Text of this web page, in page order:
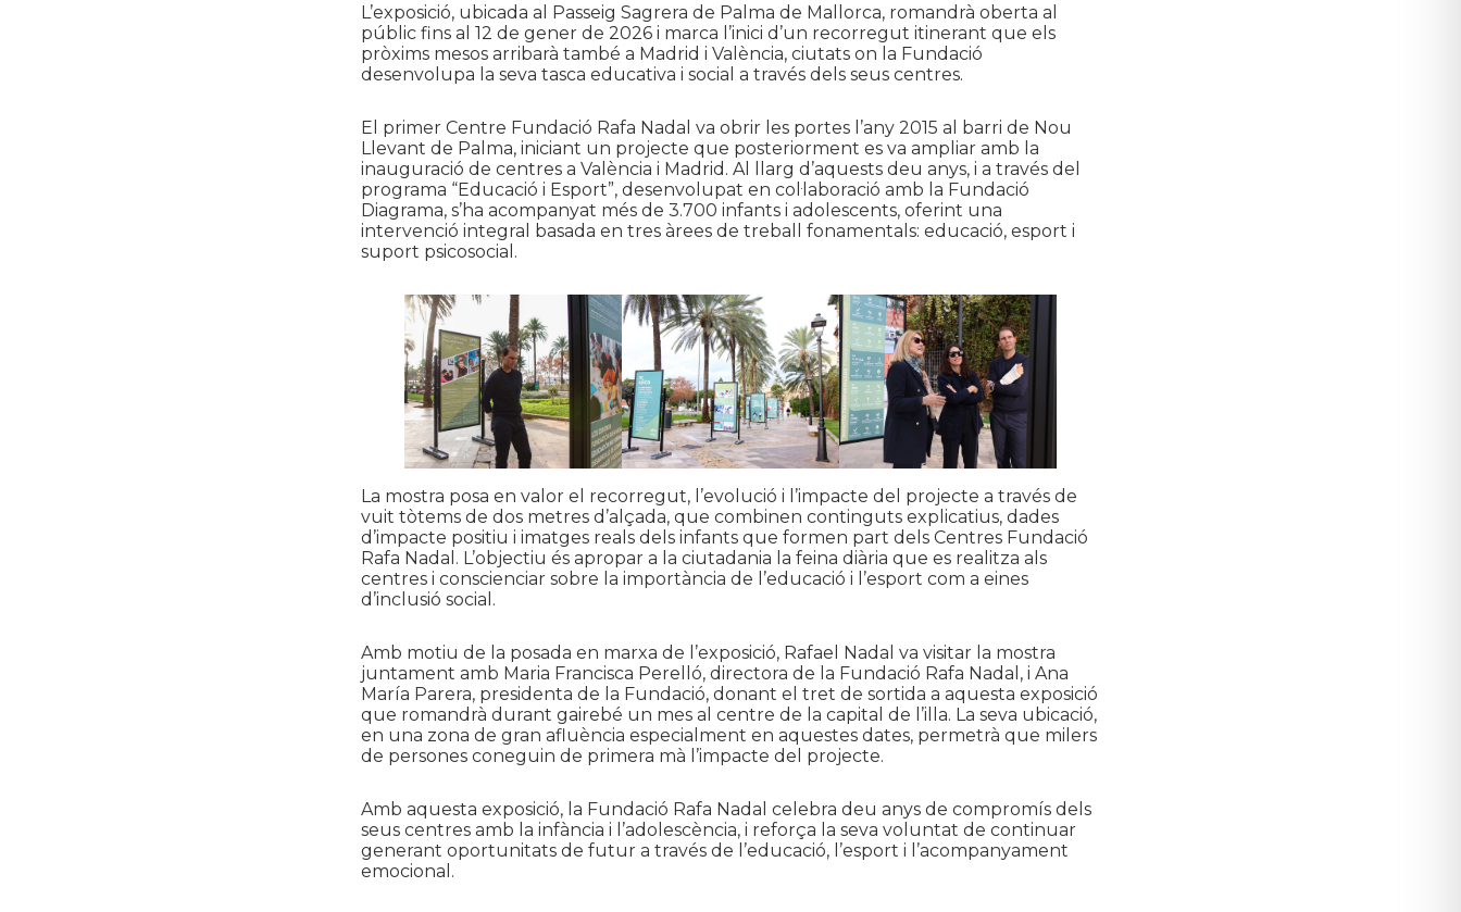
L’exposició, ubicada al Passeig Sagrera de Palma de Mallorca, romandrà oberta al
públic fins al 12 de gener de 2026 i marca l’inici d’un recorregut itinerant que els
pròxims mesos arribarà també a Madrid i València, ciutats on la Fundació
desenvolupa la seva tasca educativa i social a través dels seus centres.
El primer Centre Fundació Rafa Nadal va obrir les portes l’any 2015 al barri de Nou
Llevant de Palma, iniciant un projecte que posteriorment es va ampliar amb la
inauguració de centres a València i Madrid. Al llarg d’aquests deu anys, i a través del
programa “Educació i Esport”, desenvolupat en col·laboració amb la Fundació
Diagrama, s’ha acompanyat més de 3.700 infants i adolescents, oferint una
intervenció integral basada en tres àrees de treball fonamentals: educació, esport i
suport psicosocial.
La mostra posa en valor el recorregut, l’evolució i l’impacte del projecte a través de
vuit tòtems de dos metres d’alçada, que combinen continguts explicatius, dades
d’impacte positiu i imatges reals dels infants que formen part dels Centres Fundació
Rafa Nadal. L’objectiu és apropar a la ciutadania la feina diària que es realitza als
centres i conscienciar sobre la importància de l’educació i l’esport com a eines
d’inclusió social.
Amb motiu de la posada en marxa de l’exposició, Rafael Nadal va visitar la mostra
juntament amb Maria Francisca Perelló, directora de la Fundació Rafa Nadal, i Ana
María Parera, presidenta de la Fundació, donant el tret de sortida a aquesta exposició
que romandrà durant gairebé un mes al centre de la capital de l’illa. La seva ubicació,
en una zona de gran afluència especialment en aquestes dates, permetrà que milers
de persones coneguin de primera mà l’impacte del projecte.
Amb aquesta exposició, la Fundació Rafa Nadal celebra deu anys de compromís dels
seus centres amb la infància i l’adolescència, i reforça la seva voluntat de continuar
generant oportunitats de futur a través de l’educació, l’esport i l’acompanyament
emocional.